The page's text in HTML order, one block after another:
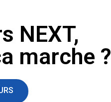
NEXT,
marche ?